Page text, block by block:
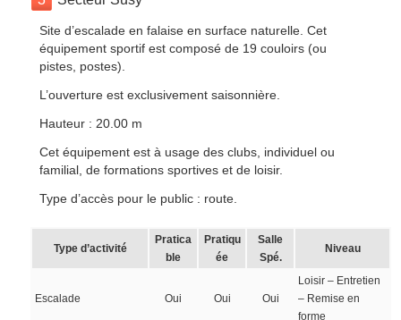
Site d’escalade en falaise en surface naturelle. Cet
équipement sportif est composé de 19 couloirs (ou
pistes, postes).
L’ouverture est exclusivement saisonnière.
Hauteur : 20.00 m
Cet équipement est à usage des clubs, individuel ou
familial, de formations sportives et de loisir.
Type d’accès pour le public : route.
Type d’activité
Pratica
ble
Pratiqu
ée
Salle
Spé.
Niveau
Escalade Oui Oui Oui
Loisir – Entretien
– Remise en
forme